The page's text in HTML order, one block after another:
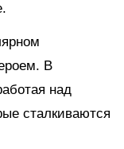
В
над
сталкиваются